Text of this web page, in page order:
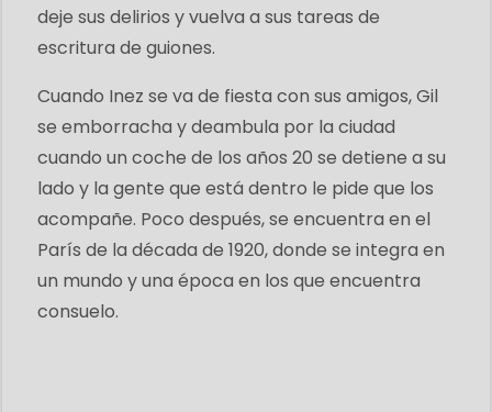
deje sus delirios y vuelva a sus tareas de
escritura de guiones.
Cuando Inez se va de fiesta con sus amigos, Gil
se emborracha y deambula por la ciudad
cuando un coche de los años 20 se detiene a su
lado y la gente que está dentro le pide que los
acompañe. Poco después, se encuentra en el
París de la década de 1920, donde se integra en
un mundo y una época en los que encuentra
consuelo.